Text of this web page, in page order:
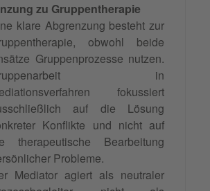
zu Gruppentherapie
klare Abgrenzung besteht zur
obwohl beide
Gruppenprozesse nutzen.
in
fokussiert
auf die Lösung
Konflikte und nicht auf
therapeutische Bearbeitung
Probleme.
Mediator agiert als neutraler